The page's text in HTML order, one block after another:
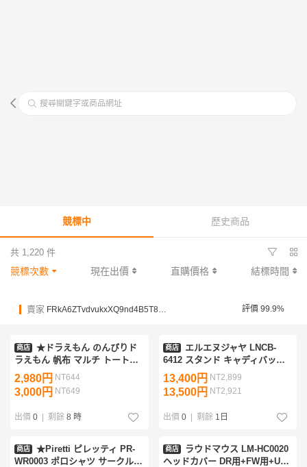
搜尋關鍵字或商品網址
競標中 歷史商品
共 1,220 件
競標次數 現在出價 直購價格 結標時間
賣家 FRkA6ZTvdvukxXQ9nd4B5T8m8rTh3 評價 99.9%
商店
★ドラえもん のんびりド
ラえもん 帆布 マルチ トートバ
ッグ 2層タイプ 保冷機能有
アイムドラえもん ミニトート/
カートポーチ★
2,980円 NT644
3,000円 NT649
出價 0 | 剩餘 8 時
商店
エルエヌジャヤ LNCB-
6412 スタンド キャディバッグ
（アイボリー）9型 L.N.JAYA/
レザックス
13,400円 NT2,899
13,500円 NT2,921
出價 0 | 剩餘 1日
商店
★Piretti ピレッティ PR-
WR0003 ポロシャツ サークルP
商店
ラウドマウス LM-HC0020
ヘッドカバー DR用+FW用+UT